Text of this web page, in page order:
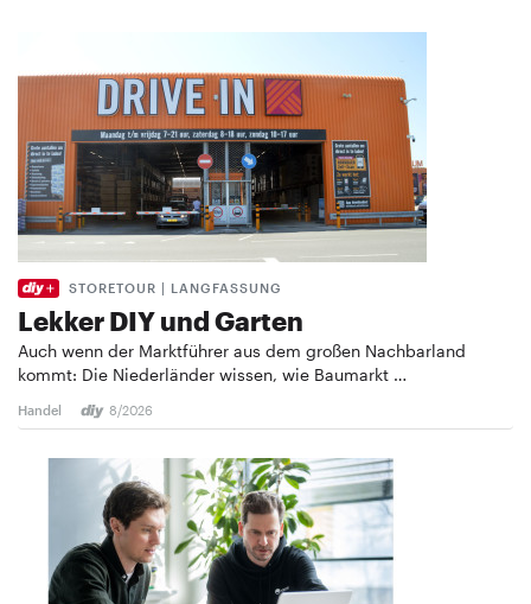
STORETOUR | LANGFASSUNG
Lekker DIY und Garten
Auch wenn der Marktführer aus dem großen Nachbarland
kommt: Die Niederländer wissen, wie Baumarkt …
Handel 8/2026